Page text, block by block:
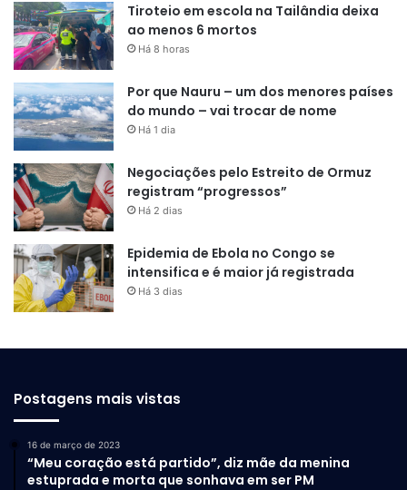
Tiroteio em escola na Tailândia deixa
ao menos 6 mortos
Há 8 horas
Por que Nauru – um dos menores países
do mundo – vai trocar de nome
Há 1 dia
Negociações pelo Estreito de Ormuz
registram “progressos”
Há 2 dias
Epidemia de Ebola no Congo se
intensifica e é maior já registrada
Há 3 dias
Postagens mais vistas
16 de março de 2023
“Meu coração está partido”, diz mãe da menina
estuprada e morta que sonhava em ser PM